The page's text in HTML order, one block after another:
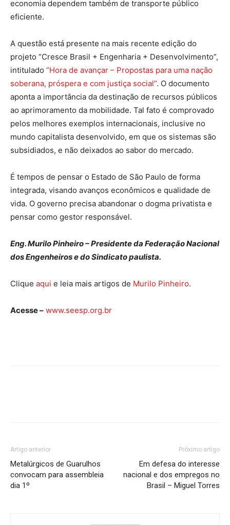
economia dependem também de transporte público
eficiente.
A questão está presente na mais recente edição do
projeto “Cresce Brasil + Engenharia + Desenvolvimento”,
intitulado “Hora de avançar – Propostas para uma nação
soberana, próspera e com justiça social”. O documento
aponta a importância da destinação de recursos públicos
ao aprimoramento da mobilidade. Tal fato é comprovado
pelos melhores exemplos internacionais, inclusive no
mundo capitalista desenvolvido, em que os sistemas são
subsidiados, e não deixados ao sabor do mercado.
É tempos de pensar o Estado de São Paulo de forma
integrada, visando avanços econômicos e qualidade de
vida. O governo precisa abandonar o dogma privatista e
pensar como gestor responsável.
Eng. Murilo Pinheiro – Presidente da Federação Nacional
dos Engenheiros e do Sindicato paulista.
Clique aqui e leia mais artigos de Murilo Pinheiro.
Acesse – www.seesp.org.br
Artigo anterior
Metalúrgicos de Guarulhos
convocam para assembleia
dia 1º
Próximo artigo
Em defesa do interesse
nacional e dos empregos no
Brasil – Miguel Torres